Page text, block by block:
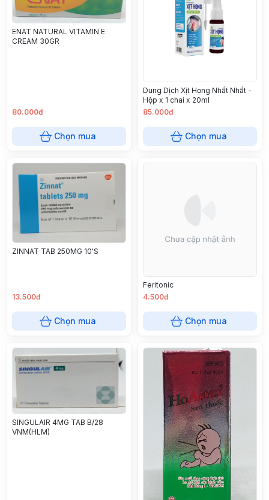
ENAT NATURAL VITAMIN E
CREAM 30GR
80.000đ
Chọn mua
Dung Dịch Xịt Họng Nhất Nhất -
Hộp x 1 chai x 20ml
85.000đ
Chọn mua
ZINNAT TAB 250MG 10'S
13.500đ
Chọn mua
Feritonic
4.500đ
Chọn mua
SINGULAIR 4MG TAB B/28
VNM(HLM)